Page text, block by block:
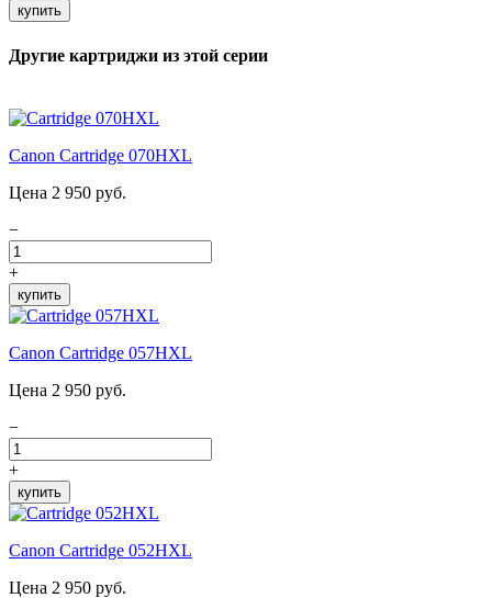
купить
Другие картриджи из этой серии
Canon Cartridge 070HXL
Цена 2 950 руб.
−
+
купить
Canon Cartridge 057HXL
Цена 2 950 руб.
−
+
купить
Canon Cartridge 052HXL
Цена 2 950 руб.